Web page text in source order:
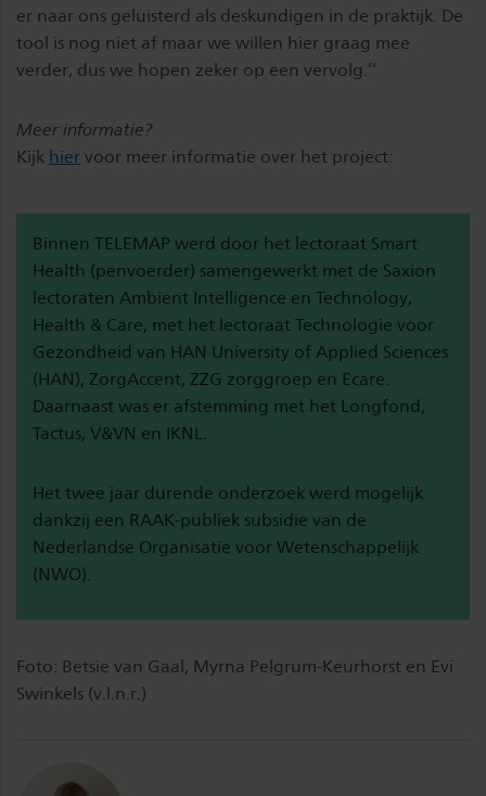
er naar ons geluisterd als deskundigen in de praktijk. De
tool is nog niet af maar we willen hier graag mee
verder, dus we hopen zeker op een vervolg.’’
Meer informatie?
Kijk hier voor meer informatie over het project:
Binnen TELEMAP werd door het lectoraat Smart
Health (penvoerder) samengewerkt met de Saxion
lectoraten Ambient Intelligence en Technology,
Health & Care, met het lectoraat Technologie voor
Gezondheid van HAN University of Applied Sciences
(HAN), ZorgAccent, ZZG zorggroep en Ecare.
Daarnaast was er afstemming met het Longfond,
Tactus, V&VN en IKNL.
Het twee jaar durende onderzoek werd mogelijk
dankzij een RAAK-publiek subsidie van de
Nederlandse Organisatie voor Wetenschappelijk
(NWO).
Foto: Betsie van Gaal, Myrna Pelgrum-Keurhorst en Evi
Swinkels (v.l.n.r.)